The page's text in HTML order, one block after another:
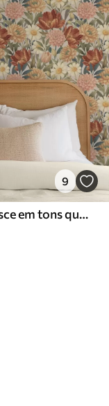
9
Jardim vintage floresce em tons quentes de terracota e pêssego